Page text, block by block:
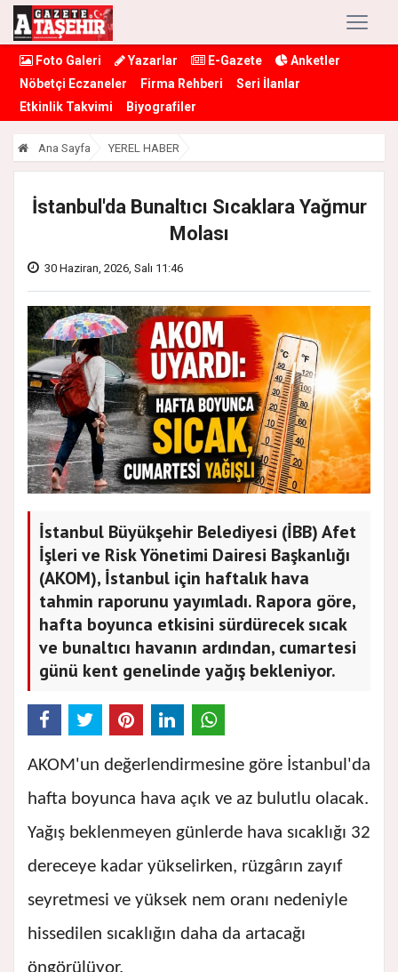
Foto Galeri Yazarlar E-Gazete
Anketler
Nöbetçi Eczaneler
Firma Rehberi
Seri İlanlar
Etkinlik Takvimi
Biyografiler
Ana Sayfa YEREL HABER
İstanbul'da Bunaltıcı Sıcaklara Yağmur
Molası
30 Haziran, 2026, Salı 11:46
İstanbul Büyükşehir Belediyesi (İBB) Afet
İşleri ve Risk Yönetimi Dairesi Başkanlığı
(AKOM), İstanbul için haftalık hava
tahmin raporunu yayımladı. Rapora göre,
hafta boyunca etkisini sürdürecek sıcak
ve bunaltıcı havanın ardından, cumartesi
günü kent genelinde yağış bekleniyor.
AKOM'un değerlendirmesine göre İstanbul'da
hafta boyunca hava açık ve az bulutlu olacak.
Yağış beklenmeyen günlerde hava sıcaklığı 32
dereceye kadar yükselirken, rüzgârın zayıf
seyretmesi ve yüksek nem oranı nedeniyle
hissedilen sıcaklığın daha da artacağı
öngörülüyor.